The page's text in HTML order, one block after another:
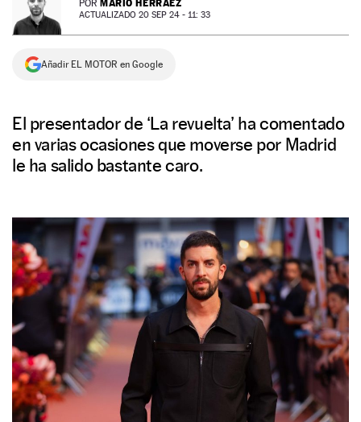
NEWSLETTER
SÍGUENOS
POR MARIO HERRÁEZ
ACTUALIZADO 20 SEP 24 - 11: 33
Añadir EL MOTOR en Google
El presentador de ‘La revuelta’ ha comentado
en varias ocasiones que moverse por Madrid
le ha salido bastante caro.